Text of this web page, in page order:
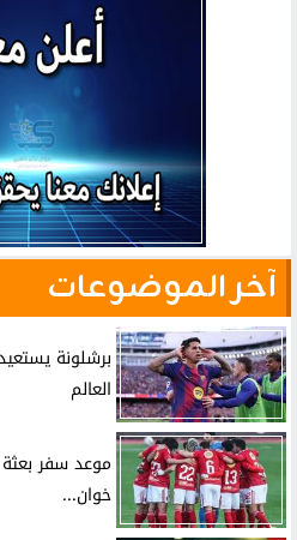
آخر الموضوعات
برشلونة
العالم
موعد سفر
خوان...